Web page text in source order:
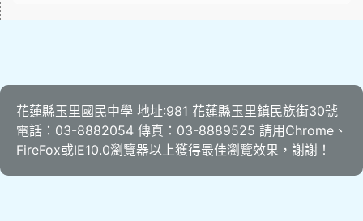
花蓮縣玉里國民中學 地址:981 花蓮縣玉里鎮民族街30號
電話：03-8882054 傳真：03-8889525 請用 Chrome 、
FireFox或IE10.0瀏覽器以上獲得最佳瀏覽效果，謝謝！